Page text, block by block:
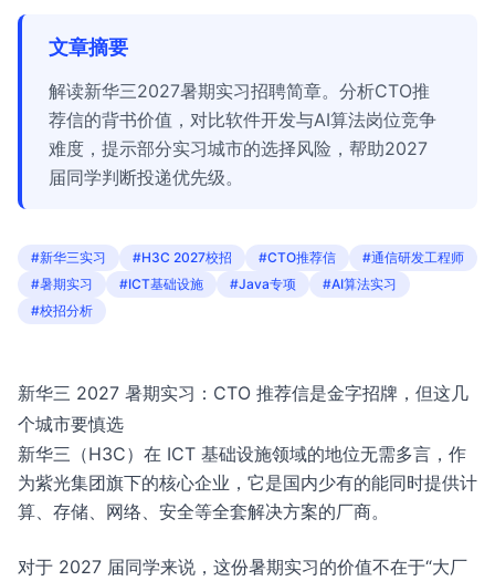
文章摘要
解读新华三2027暑期实习招聘简章。分析CTO推
荐信的背书价值，对比软件开发与AI算法岗位竞争
难度，提示部分实习城市的选择风险，帮助2027
届同学判断投递优先级。
#新华三实习 #H3C 2027校招 #CTO推荐信
#通信研发工程师
#暑期实习
#ICT基础设施 #Java专项
#AI算法实习
#校招分析
新华三 2027 暑期实习：CTO 推荐信是金字招牌，但这几
个城市要慎选
新华三（H3C）在 ICT 基础设施领域的地位无需多言，作
为紫光集团旗下的核心企业，它是国内少有的能同时提供计
算、存储、网络、安全等全套解决方案的厂商。
对于 2027 届同学来说，这份暑期实习的价值不在于“大厂